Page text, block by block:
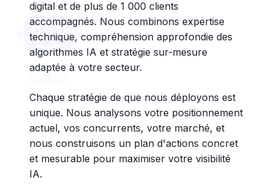
digital et de plus de 1 000 clients
accompagnés. Nous combinons expertise
technique, compréhension approfondie des
algorithmes IA et stratégie sur-mesure
adaptée à votre secteur.
Chaque stratégie de que nous déployons est
unique. Nous analysons votre positionnement
actuel, vos concurrents, votre marché, et
nous construisons un plan d'actions concret
et mesurable pour maximiser votre visibilité
IA.